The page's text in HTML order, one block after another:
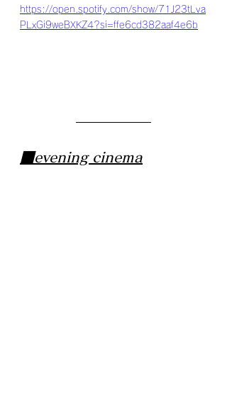
https://open.spotify.com/show/71J23tLva
PLxGi9weBXKZ4?si=ffe6cd382aaf4e6b
■evening cinema